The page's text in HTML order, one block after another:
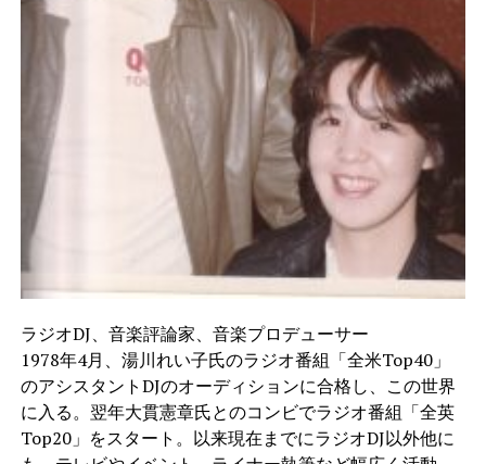
ラジオDJ、音楽評論家、音楽プロデューサー
1978年4月、湯川れい子氏のラジオ番組「全米Top40」
のアシスタントDJのオーディションに合格し、この世界
に入る。翌年大貫憲章氏とのコンビでラジオ番組「全英
Top20」をスタート。以来現在までにラジオDJ以外他に